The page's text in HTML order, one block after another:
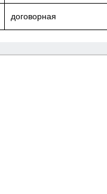
договорная